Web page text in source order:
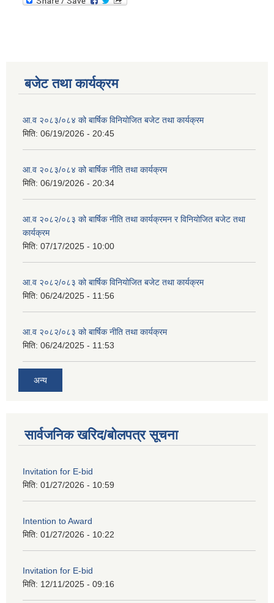
बजेट तथा कार्यक्रम
आ.व २०८३/०८४ को बार्षिक विनियोजित बजेट तथा कार्यक्रम
मिति: 06/19/2026 - 20:45
आ.व २०८३/०८४ को बार्षिक नीति तथा कार्यक्रम
मिति: 06/19/2026 - 20:34
आ.व २०८२/०८३ को बार्षिक नीति तथा कार्यक्रमन र विनियोजित बजेट तथा
कार्यक्रम
मिति: 07/17/2025 - 10:00
आ.व २०८२/०८३ को बार्षिक विनियोजित बजेट तथा कार्यक्रम
मिति: 06/24/2025 - 11:56
आ.व २०८२/०८३ को बार्षिक नीति तथा कार्यक्रम
मिति: 06/24/2025 - 11:53
अन्य
सार्वजनिक खरिद/बोलपत्र सूचना
Invitation for E-bid
मिति: 01/27/2026 - 10:59
Intention to Award
मिति: 01/27/2026 - 10:22
Invitation for E-bid
मिति: 12/11/2025 - 09:16